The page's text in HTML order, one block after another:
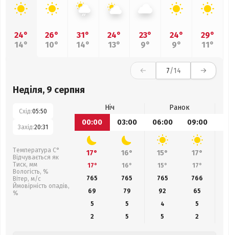
24°
14°
26°
10°
31°
14°
24°
13°
23°
9°
24°
9°
29°
11°
7/14
Неділя, 9 серпня
Схід:05:50
Захід:20:31
Температура С°
Відчувається як
Тиск, мм
Вологість, %
Вітер, м/с
Ймовірність опадів,
%
Ніч
Ранок
00:00
03:00 06:00 09:00
17° 16° 15° 17°
17° 16° 15° 17°
765
765 765 766
69
79 92 65
5
5 4
5
2
5 5 2